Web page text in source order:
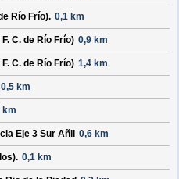
Río Frío). 0,1 km
C. de Río Frío) 0,9 km
C. de Río Frío) 1,4 km
0,5 km
km
Eje 3 Sur Añil 0,6 km
. 0,1 km